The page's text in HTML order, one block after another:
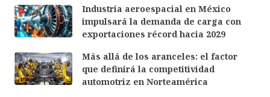
Industria aeroespacial en México
impulsará la demanda de carga con
exportaciones récord hacia 2029
Más allá de los aranceles: el factor
que definirá la competitividad
automotriz en Norteamérica